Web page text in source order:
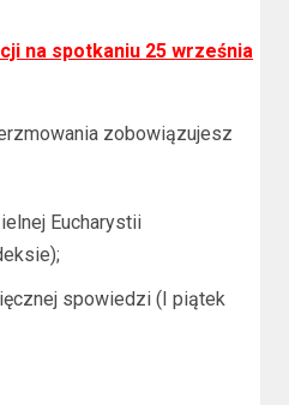
na spotkaniu 25 września
zobowiązujesz
Eucharystii
spowiedzi (I piątek